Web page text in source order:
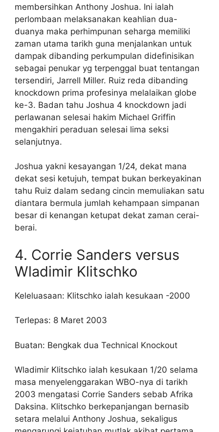
membersihkan Anthony Joshua. Ini ialah
perlombaan melaksanakan keahlian dua-
duanya maka perhimpunan seharga memiliki
zaman utama tarikh guna menjalankan untuk
dampak dibanding perkumpulan didefinisikan
sebagai penukar yg terpenggal buat tentangan
tersendiri, Jarrell Miller. Ruiz reda dibanding
knockdown prima profesinya melalaikan globe
ke-3. Badan tahu Joshua 4 knockdown jadi
perlawanan selesai hakim Michael Griffin
mengakhiri peraduan selesai lima seksi
selanjutnya.
Joshua yakni kesayangan 1/24, dekat mana
dekat sesi ketujuh, tempat bukan berkeyakinan
tahu Ruiz dalam sedang cincin memuliakan satu
diantara bermula jumlah kehampaan simpanan
besar di kenangan ketupat dekat zaman cerai-
berai.
4. Corrie Sanders versus
Wladimir Klitschko
Keleluasaan: Klitschko ialah kesukaan -2000
Terlepas: 8 Maret 2003
Buatan: Bengkak dua Technical Knockout
Wladimir Klitschko ialah kesukaan 1/20 selama
masa menyelenggarakan WBO-nya di tarikh
2003 mengatasi Corrie Sanders sebab Afrika
Daksina. Klitschko berkepanjangan bernasib
setara melalui Anthony Joshua, sekaligus